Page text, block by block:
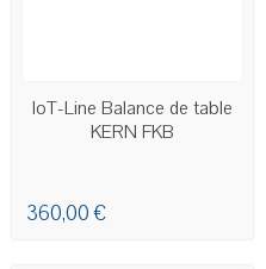
EN STOCK
IoT-Line Balance de table
KERN FKB
360,00 €